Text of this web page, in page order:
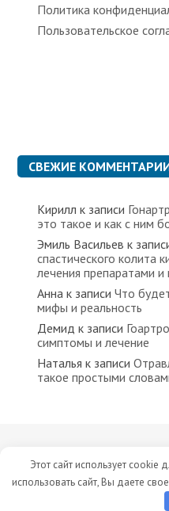
Политика
Пользовательское
СВЕЖИЕ
Кирилл к записи
это такое и как с ним
Эмиль Васильев к
спастического колита
лечения препаратами
Анна к записиЧто
мифы и реальность
Демид к записи
симптомы и лечение
Наталья к записи
такое простыми
Все права защищены ©
информационный
самолечением без
Этот сайт использует
использовать сайт, Вы даете